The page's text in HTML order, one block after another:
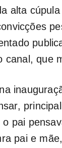
alta
que
pai
pai e